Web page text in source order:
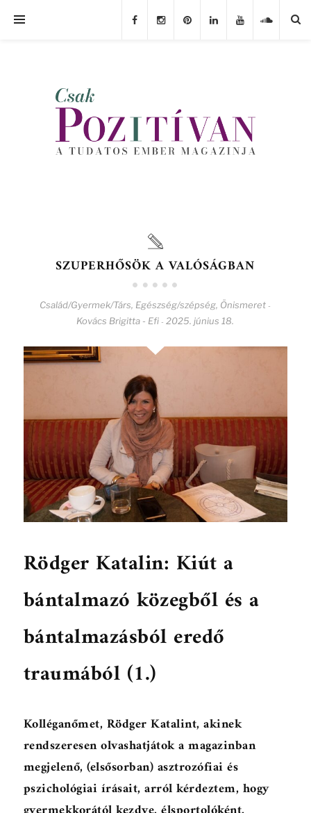
SZUPERHŐSÖK A VALÓSÁGBAN
Család/Gyermek/Társ, Egészség/szépség, Önismeret -
Kovács Brigitta - Efi - 2025. június 18.
Rödger Katalin: Kiút a
bántalmazó közegből és a
bántalmazásból eredő
traumából (1.)
Kolléganőmet, Rödger Katalint, akinek
rendszeresen olvashatjátok a magazinban
megjelenő, (elsősorban) asztrozófiai és
pszichológiai írásait, arról kérdeztem, hogy